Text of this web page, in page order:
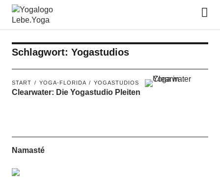
Lebe.Yoga: der Yoga Blog | das
Yoga Magazin
Schlagwort: Yogastudios
START YOGA-FLORIDA YOGASTUDIOS
Clearwater: Die Yogastudio Pleiten
Namasté